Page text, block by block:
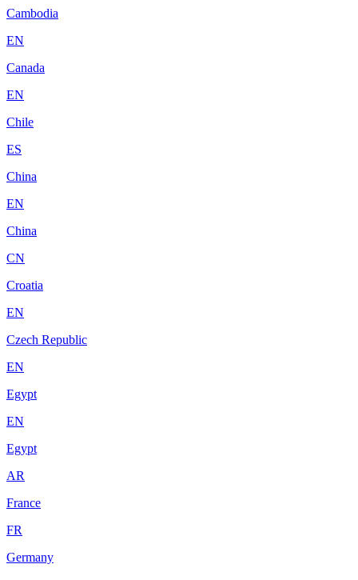
Cambodia
EN
Canada
EN
Chile
ES
China
EN
China
CN
Croatia
EN
Czech Republic
EN
Egypt
EN
Egypt
AR
France
FR
Germany